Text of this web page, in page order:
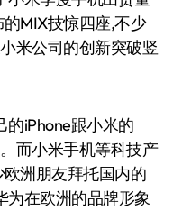
MIX技惊四座,不少
米公司的创新突破竖
的iPhone跟小米的
而小米手机等科技产
洲朋友拜托国内的
为在欧洲的品牌形象